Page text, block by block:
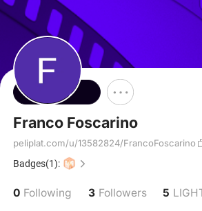
Follow
Franco Foscarino
peliplat.com/u/13582824/FrancoFoscarino
Badges(1):
0 Following 3 Followers 5